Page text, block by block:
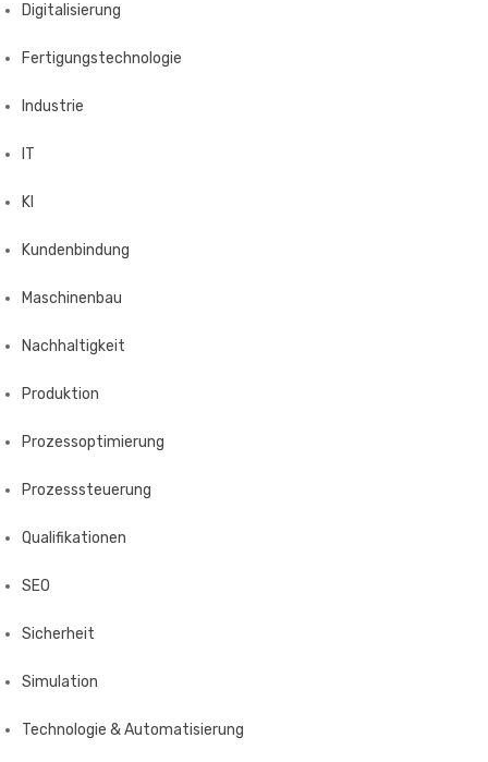
Digitalisierung
Fertigungstechnologie
Industrie
IT
KI
Kundenbindung
Maschinenbau
Nachhaltigkeit
Produktion
Prozessoptimierung
Prozesssteuerung
Qualifikationen
SEO
Sicherheit
Simulation
Technologie & Automatisierung